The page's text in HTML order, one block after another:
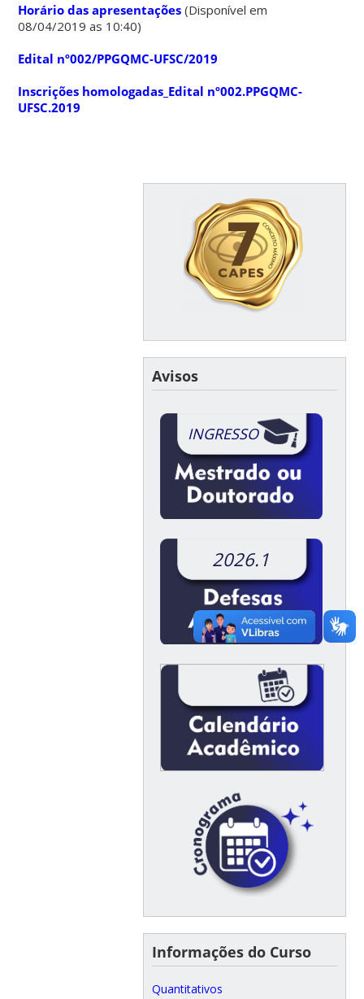
Horário das apresentações (Disponível em
08/04/2019 as 10:40)
Edital nº002/PPGQMC-UFSC/2019
Inscrições homologadas_Edital nº002.PPGQMC-
UFSC.2019
Avisos
INGRESSO
2026.1
Informações do Curso
Quantitativos